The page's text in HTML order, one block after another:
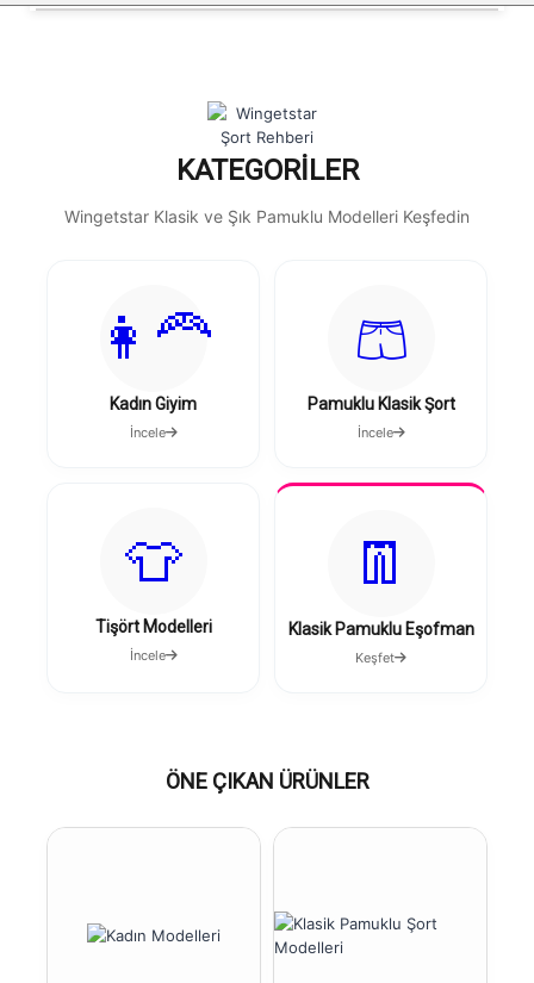
KATEGORILER
Wingetstar Klasik ve Şık Pamuklu Modelleri Keşfedin
👩‍🦰
Kadın Giyim
İncele
🩳
Pamuklu Klasik Şort
İncele
👕
Tişört Modelleri
İncele
👖
Klasik Pamuklu Eşofman
Keşfet
ÖNE ÇIKAN ÜRÜNLER